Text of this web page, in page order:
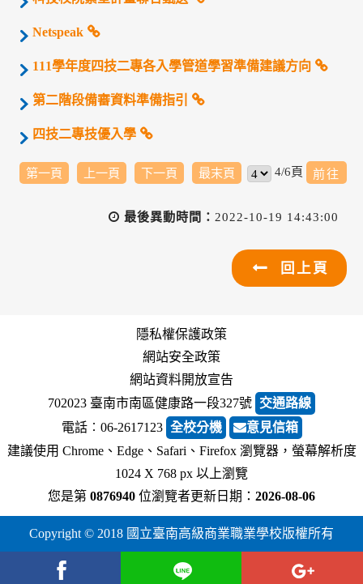
Netspeak
111學年度四技二專各入學管道學習準備建議方向
第二階段備審資料準備指引
四技二專技優入學
第一頁 上一頁 下一頁 最末頁 4/6頁
最後異動時間： 2022-10-19 14:43:00
回上頁
隱私權保護政策
網站安全政策
網站資料開放宣告
702023 臺南市南區健康路一段327號 交通路線
電話︰06-2617123 全校分機
意見信箱
建議使用 Chrome、Edge、Safari、Firefox 瀏覽器，螢幕解析度
1024 X 768 px 以上瀏覽
您是第 0876940 位瀏覽者更新日期： 2026-08-06
Copyright © 2018 國立臺南高級商業職業學校版權所有